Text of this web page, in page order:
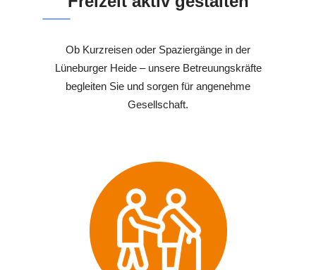
Ob Kurzreisen oder Spaziergänge in der
Lüneburger Heide – unsere Betreuungskräfte
begleiten Sie und sorgen für angenehme
Gesellschaft.